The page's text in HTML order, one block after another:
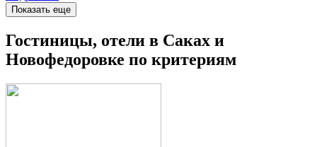
Показать еще
Гостиницы, отели в Саках и
Новофедоровке по критериям